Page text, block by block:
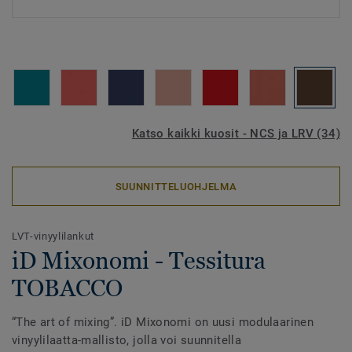
Katso kaikki kuosit - NCS ja LRV (34)
SUUNNITTELUOHJELMA
LVT-vinyylilankut
iD Mixonomi - Tessitura
TOBACCO
“The art of mixing”. iD Mixonomi on uusi modulaarinen
vinyylilaatta-mallisto, jolla voi suunnitella